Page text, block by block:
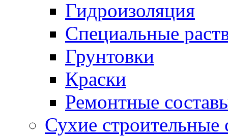
Гидроизоляция
Специальные
Грунтовки
Краски
Ремонтные
Сухие